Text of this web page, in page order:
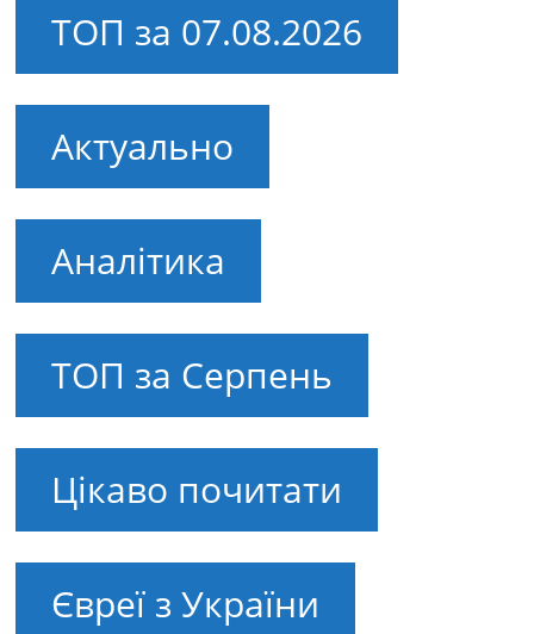
ТОП за 07.08.2026
Актуально
Аналітика
ТОП за Серпень
Цікаво почитати
Євреї з України